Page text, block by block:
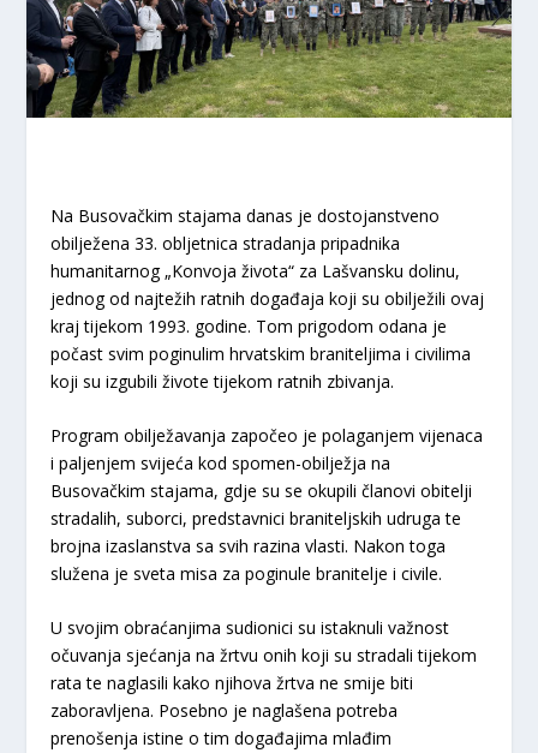
Na Busovačkim stajama danas je dostojanstveno
obilježena 33. obljetnica stradanja pripadnika
humanitarnog „Konvoja života“ za Lašvansku dolinu,
jednog od najtežih ratnih događaja koji su obilježili ovaj
kraj tijekom 1993. godine. Tom prigodom odana je
počast svim poginulim hrvatskim braniteljima i civilima
koji su izgubili živote tijekom ratnih zbivanja.
Program obilježavanja započeo je polaganjem vijenaca
i paljenjem svijeća kod spomen-obilježja na
Busovačkim stajama, gdje su se okupili članovi obitelji
stradalih, suborci, predstavnici braniteljskih udruga te
brojna izaslanstva sa svih razina vlasti. Nakon toga
služena je sveta misa za poginule branitelje i civile.
U svojim obraćanjima sudionici su istaknuli važnost
očuvanja sjećanja na žrtvu onih koji su stradali tijekom
rata te naglasili kako njihova žrtva ne smije biti
zaboravljena. Posebno je naglašena potreba
prenošenja istine o tim događajima mlađim